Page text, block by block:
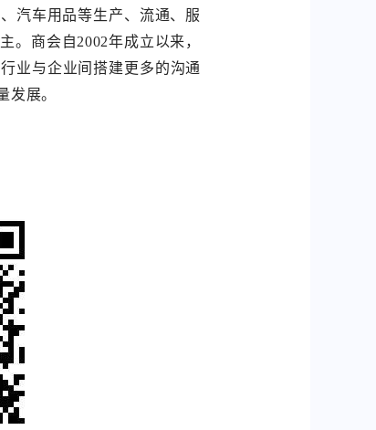
汽车用 品等生产、 流通、 服
主。 商会自2002年成立以来，
业与企业间搭建更多的沟通
发展。